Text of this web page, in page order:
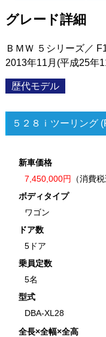
グレード詳細
ＢＭＷ ５シリーズ／
2013年11月(平成25年
歴代モデル
５２８ｉツーリング
新車価格
7,450,000円
（消費
ボディタイプ
ワゴン
ドア数
5ドア
乗員定数
5名
型式
DBA-XL28
全長×全幅×全高